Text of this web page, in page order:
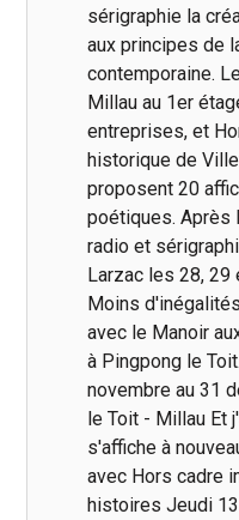
sérigraphie la
aux principes de
contemporaine.
Millau au 1er
entreprises, et
historique de
proposent 20
poétiques. Après
radio et
Larzac les 28,
Moins
avec le Manoir
à Pingpong le
novembre au 31
le Toit - Millau Et
s'affiche à
avec Hors cadre
histoires Jeudi